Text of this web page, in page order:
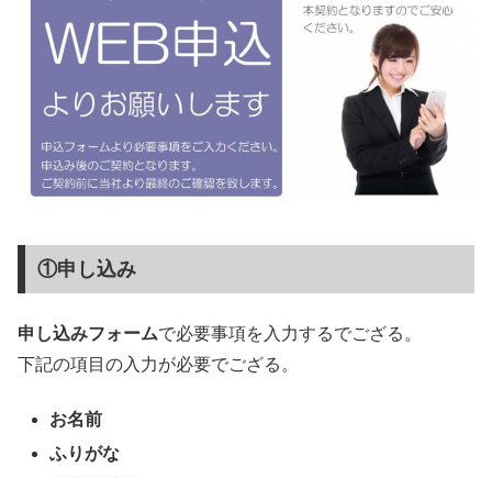
①申し込み
申し込みフォームで必要事項を入力するでござる。
下記の項目の入力が必要でござる。
お名前
ふりがな